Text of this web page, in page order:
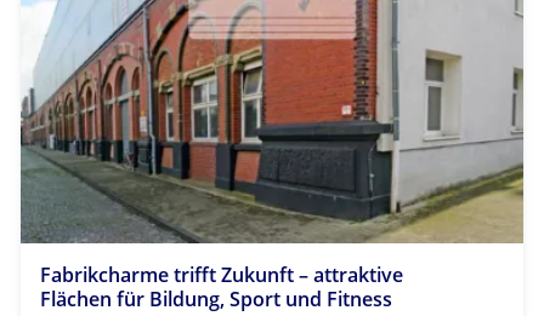
Fabrikcharme trifft Zukunft – attraktive
Flächen für Bildung, Sport und Fitness